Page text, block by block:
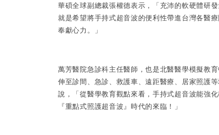
華碩全球副總裁張權德表示，「充沛的軟硬體研
就是希望將手持式超音波的便利性帶進台灣各醫
奉獻心力。」
萬芳醫院急診科主任醫師，也是北醫醫學模擬教
伸至診間、急診、救護車、遠距醫療、居家照護
說，「從醫學教育觀點來看，手持式超音波能強
『重點式照護超音波』時代的來臨！」